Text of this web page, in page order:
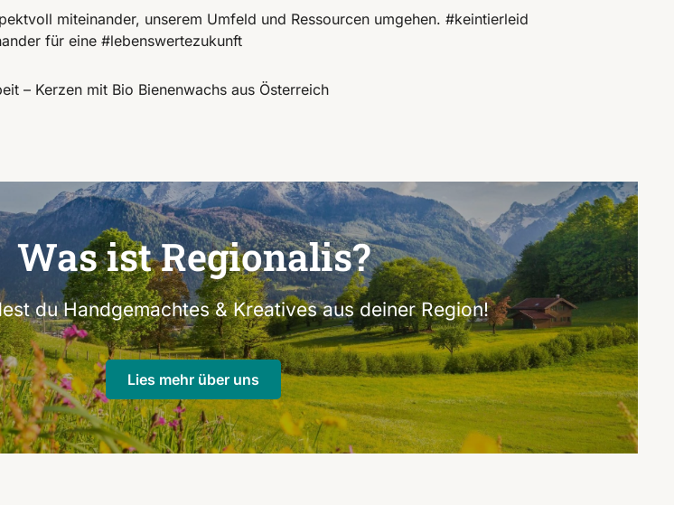
miteinander, unserem Umfeld und Ressourcen umgehen. #keintierleid
für eine #lebenswertezukunft
– Kerzen mit Bio Bienenwachs aus Österreich
Was ist Regionalis?
du Handgemachtes & Kreatives aus deiner Region!
Lies mehr über uns